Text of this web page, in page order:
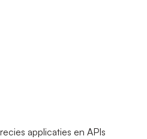
applicaties en APIs